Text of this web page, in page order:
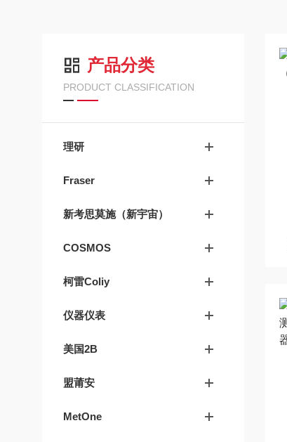
产品分类
PRODUCT CLASSIFICATION
理研
Fraser
新考思莫施（新宇宙）
COSMOS
柯雷Coliy
仪器仪表
美国2B
盟莆安
MetOne